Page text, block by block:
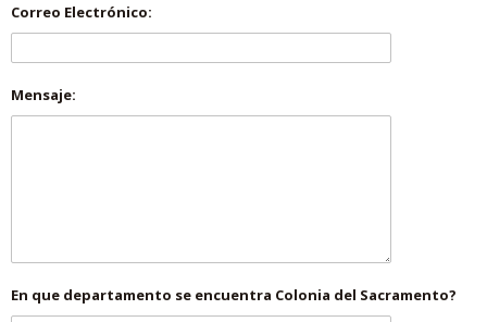
Correo Electrónico:
Mensaje:
En que departamento se encuentra Colonia del Sacramento?